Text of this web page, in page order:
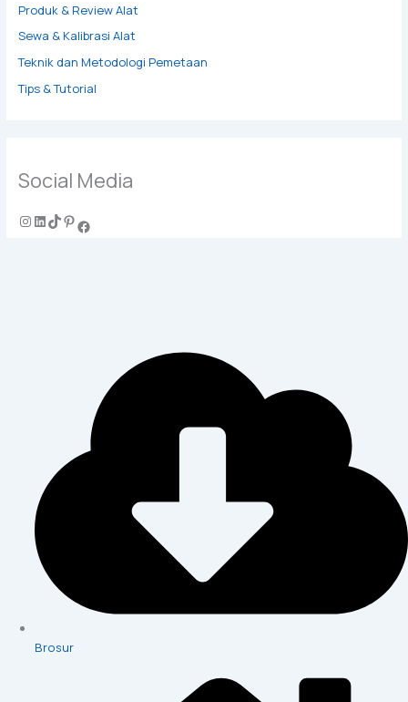
Produk & Review Alat
Sewa & Kalibrasi Alat
Teknik dan Metodologi Pemetaan
Tips & Tutorial
Social Media
Brosur